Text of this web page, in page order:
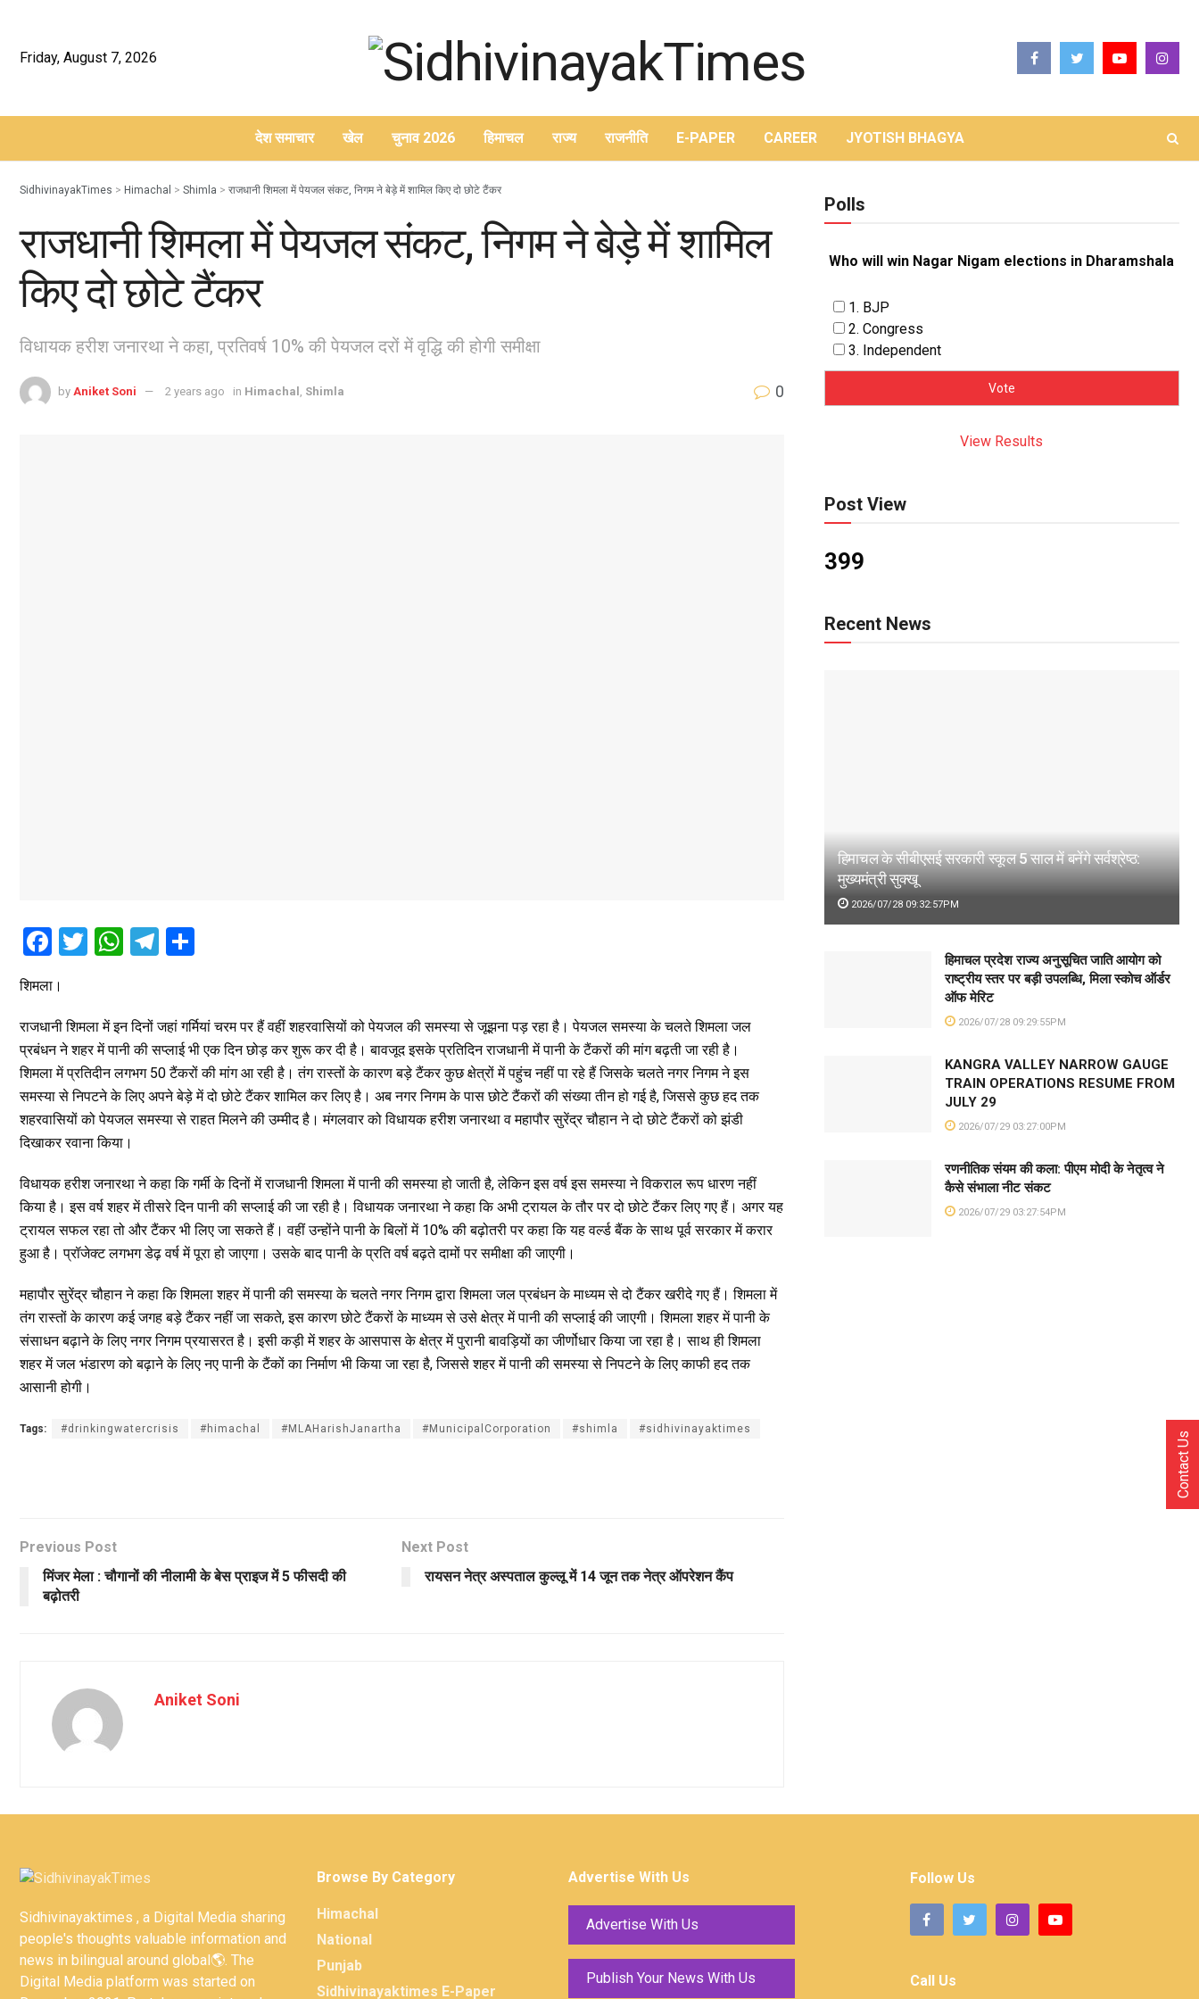
Friday, August 7, 2026
देश समाचार खेल चुनाव 2026 हिमाचल राज्य राजनीति E-PAPER CAREER JYOTISH BHAGYA
SidhivinayakTimes > Himachal > Shimla > राजधानी शिमला में पेयजल संकट, निगम ने बेड़े में शामिल किए दो छोटे टैंकर
राजधानी शिमला में पेयजल संकट, निगम ने बेड़े में शामिल
किए दो छोटे टैंकर
विधायक हरीश जनारथा ने कहा, प्रतिवर्ष 10% की पेयजल दरों में वृद्धि की होगी समीक्षा
by Aniket Soni 2 years ago in Himachal , Shimla 0
F
ce
b
o
o
k
T
er
W
s
A
p
p
T
gr
a
m
e
शिमला।
राजधानी शिमला में इन दिनों जहां गर्मियां चरम पर हैं वहीं शहरवासियों को पेयजल की समस्या से जूझना पड़ रहा है। पेयजल समस्या के चलते शिमला जल
प्रबंधन ने शहर में पानी की सप्लाई भी एक दिन छोड़ कर शुरू कर दी है। बावजूद इसके प्रतिदिन राजधानी में पानी के टैंकरों की मांग बढ़ती जा रही है।
शिमला में प्रतिदीन लगभग 50 टैंकरों की मांग आ रही है। तंग रास्तों के कारण बड़े टैंकर कुछ क्षेत्रों में पहुंच नहीं पा रहे हैं जिसके चलते नगर निगम ने इस
समस्या से निपटने के लिए अपने बेड़े में दो छोटे टैंकर शामिल कर लिए है। अब नगर निगम के पास छोटे टैंकरों की संख्या तीन हो गई है, जिससे कुछ हद तक
शहरवासियों को पेयजल समस्या से राहत मिलने की उम्मीद है। मंगलवार को विधायक हरीश जनारथा व महापौर सुरेंद्र चौहान ने दो छोटे टैंकरों को झंडी
दिखाकर रवाना किया।
विधायक हरीश जनारथा ने कहा कि गर्मी के दिनों में राजधानी शिमला में पानी की समस्या हो जाती है, लेकिन इस वर्ष इस समस्या ने विकराल रूप धारण नहीं
किया है। इस वर्ष शहर में तीसरे दिन पानी की सप्लाई की जा रही है। विधायक जनारथा ने कहा कि अभी ट्रायल के तौर पर दो छोटे टैंकर लिए गए हैं। अगर यह
ट्रायल सफल रहा तो और टैंकर भी लिए जा सकते हैं। वहीं उन्होंने पानी के बिलों में 10% की बढ़ोतरी पर कहा कि यह वर्ल्ड बैंक के साथ पूर्व सरकार में करार
हुआ है। प्रॉजेक्ट लगभग डेढ़ वर्ष में पूरा हो जाएगा। उसके बाद पानी के प्रति वर्ष बढ़ते दामों पर समीक्षा की जाएगी।
महापौर सुरेंद्र चौहान ने कहा कि शिमला शहर में पानी की समस्या के चलते नगर निगम द्वारा शिमला जल प्रबंधन के माध्यम से दो टैंकर खरीदे गए हैं। शिमला में
तंग रास्तों के कारण कई जगह बड़े टैंकर नहीं जा सकते, इस कारण छोटे टैंकरों के माध्यम से उसे क्षेत्र में पानी की सप्लाई की जाएगी। शिमला शहर में पानी के
संसाधन बढ़ाने के लिए नगर निगम प्रयासरत है। इसी कड़ी में शहर के आसपास के क्षेत्र में पुरानी बावड़ियों का जीर्णोधार किया जा रहा है। साथ ही शिमला
शहर में जल भंडारण को बढ़ाने के लिए नए पानी के टैंकों का निर्माण भी किया जा रहा है, जिससे शहर में पानी की समस्या से निपटने के लिए काफी हद तक
आसानी होगी।
Tags: #drinkingwatercrisis #himachal #MLAHarishJanartha #MunicipalCorporation #shimla #sidhivinayaktimes
Previous Post
मिंजर मेला : चौगानों की नीलामी के बेस प्राइज में 5 फीसदी की
बढ़ोतरी
Next Post
रायसन नेत्र अस्पताल कुल्लू में 14 जून तक नेत्र ऑपरेशन कैंप
Aniket Soni
Polls
Who will win Nagar Nigam elections in Dharamshala
1. BJP
2. Congress
3. Independent
View Results
Post View
399
Recent News
हिमाचल के सीबीएसई सरकारी स्कूल 5 साल में बनेंगे सर्वश्रेष्ठ:
मुख्यमंत्री सुक्खू
2026/07/28 09:32:57PM
हिमाचल प्रदेश राज्य अनुसूचित जाति आयोग को
राष्ट्रीय स्तर पर बड़ी उपलब्धि, मिला स्कोच ऑर्डर
ऑफ मेरिट
2026/07/28 09:29:55PM
KANGRA VALLEY NARROW GAUGE
TRAIN OPERATIONS RESUME FROM
JULY 29
2026/07/29 03:27:00PM
रणनीतिक संयम की कला: पीएम मोदी के नेतृत्व ने
कैसे संभाला नीट संकट
2026/07/29 03:27:54PM
Sidhivinayaktimes , a Digital Media sharing
people's thoughts valuable information and
news in bilingual around global🌎. The
Digital Media platform was started on
Browse By Category
Himachal
National
Punjab
Sidhivinayaktimes E-Paper
Advertise With Us
Advertise With Us
Publish Your News With Us
Follow Us
Call Us
Contact Us